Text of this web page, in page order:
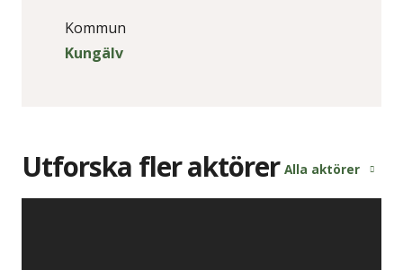
Kommun
Kungälv
Utforska fler aktörer Alla aktörer